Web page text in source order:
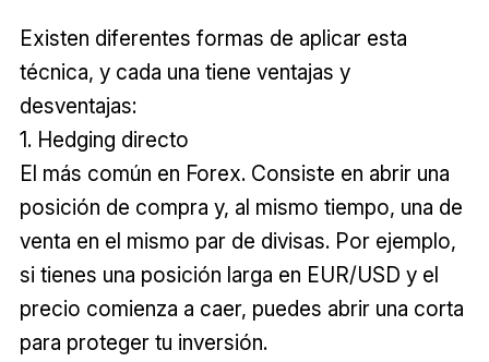
Existen diferentes formas de aplicar esta
técnica, y cada una tiene ventajas y
desventajas:
1. Hedging directo
El más común en Forex. Consiste en abrir una
posición de compra y, al mismo tiempo, una de
venta en el mismo par de divisas. Por ejemplo,
si tienes una posición larga en EUR/USD y el
precio comienza a caer, puedes abrir una corta
para proteger tu inversión.